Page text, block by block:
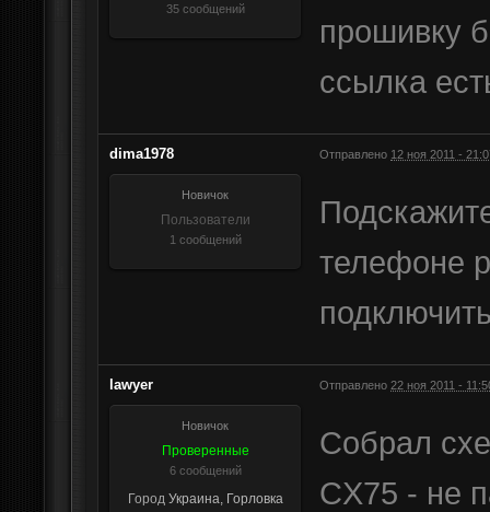
35 сообщений
прошивку
ссылка
dima1978 Отправлено 12 ноя 2011 -
Новичок
Пользователи
1 сообщений
телефоне
lawyer Отправлено 22 ноя 2011 -
Новичок
Проверенные
6 сообщений
Город Украина, Горловка
Собрал
CX75 - не